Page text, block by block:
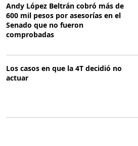
Andy López Beltrán cobró más de
600 mil pesos por asesorías en el
Senado que no fueron
comprobadas
Los casos en que la 4T decidió no
actuar